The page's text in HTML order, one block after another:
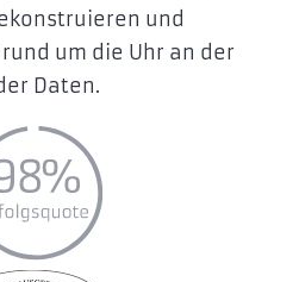
und
um die Uhr an der
Daten.